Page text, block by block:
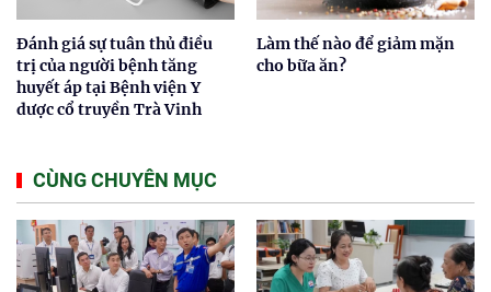
Đánh giá sự tuân thủ điều
trị của người bệnh tăng
huyết áp tại Bệnh viện Y
dược cổ truyền Trà Vinh
Làm thế nào để giảm mặn
cho bữa ăn?
CÙNG CHUYÊN MỤC